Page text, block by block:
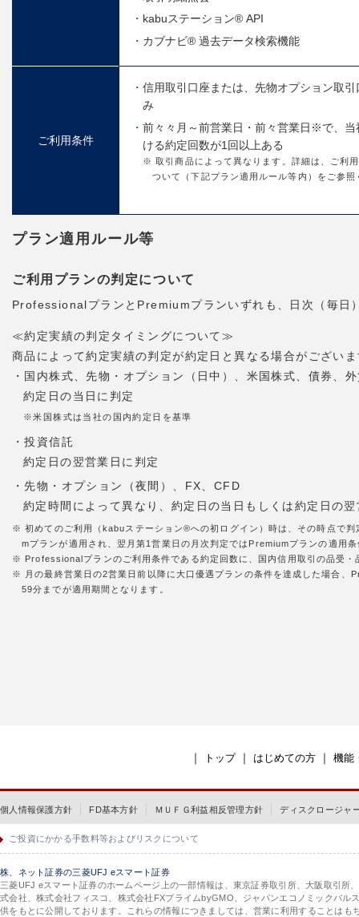
kabuステーション® API
カブナビ® 過去データ検索機能
ご利用条件
信用取引口座または、先物オプション取
み
前々々月～前営業日・前々営業日※で、当
ける約定回数が1回以上ある
※ 取引商品によって異なります。詳細は、ご利
ついて（下記プラン適用ルール等内）をご参照
プラン適用ルール等
ご利用プランの判定について
ProfessionalプランとPremiumプランいずれも、日次（毎日
≪約定実績の判定タイミングについて≫
商品によって約定実績の判定が約定日と異なる場合がござい
・国内株式、先物・オプション（日中）、米国株式、債券、
約定日の当日に判定
※米国株式は当社の国内約定日を基準
・投資信託
約定日の翌営業日に判定
・先物・オプション（夜間）、FX、CFD
約定時間によって異なり、約定日の当日もしくは約定日の
※ 初めてのご利用（kabuステーション®への初ログイン）時は、その時点で
mプランが適用され、翌月第1営業日の月次判定ではPremiumプランの適用
※ Professionalプランのご利用条件である約定回数に、国内信用取引の品受
※ 月の最終営業日の2営業日前以降に大口優遇プランの条件を達成した場合
59分までが適用期間となります。
｜ トップ｜ はじめての方 ｜ 機能
個人情報保護方針 FD基本方針 ＭＵＦＧ利益相反管理方針 ディスクロージャ
ご投資にかかる手数料等およびリスクについて
株、ネット証券の三菱UFJ eスマート証券
三菱UFJ eスマート証券のホームページ上の一部情報は、東京証券取引所、大阪取引
式会社、株式会社フィスコ、株式会社FXプライムbyGMO、ジャパンエコノミックパ
供をもとに公開しております。これらの情報につきましては、営業に利用することは